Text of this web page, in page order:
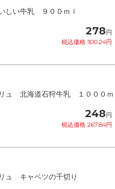
しい牛乳 ９００ｍｌ
278円
税込価格 300.24円
ュ 北海道石狩牛乳 １０００ｍ
248円
税込価格 267.84円
ュ キャベツの千切り